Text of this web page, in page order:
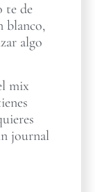
te de
blanco,
algo
mix
journal